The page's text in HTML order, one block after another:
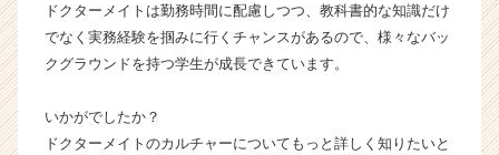
ドクターメイトは勤務時間に配慮しつつ、教科書的な知識だけ
でなく実務経験を掴みに行くチャンスがあるので、様々なバッ
クグラウンドを持つ学生が成長できています。
いかがでしたか？
ドクターメイトのカルチャーについてもっと詳しく知りたいと